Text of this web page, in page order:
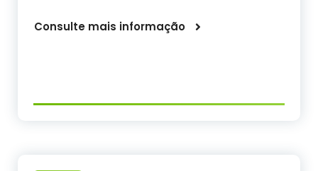
Consulte mais informação